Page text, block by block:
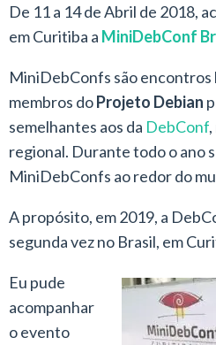
De 11 a 14 de Abril de 2018,
em Curitiba a MiniDebConf
MiniDebConfs são encontros
membros doProjeto Debian
semelhantes aos da DebConf
regional. Durante todo o ano
MiniDebConfs ao redor do
A propósito, em 2019, a
segunda vez no Brasil, em
Eu pude
acompanhar
o evento